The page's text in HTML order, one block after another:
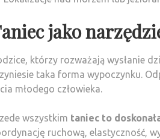
jako
którzy rozważają wysłanie
taka forma wypoczynku.
młodego człowieka.
wszystkim taniec to
ruchową, elastyczność,